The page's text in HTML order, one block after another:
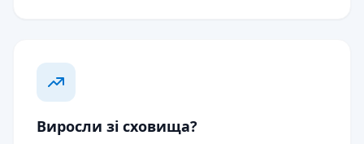
Виросли зі сховища?